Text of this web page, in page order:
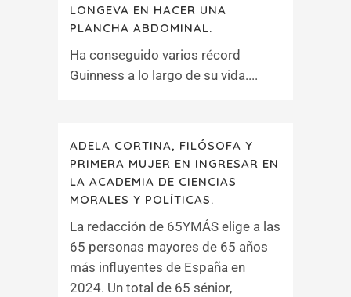
LONGEVA EN HACER UNA
PLANCHA ABDOMINAL.
Ha conseguido varios récord
Guinness a lo largo de su vida....
ADELA CORTINA, FILÓSOFA Y
PRIMERA MUJER EN INGRESAR EN
LA ACADEMIA DE CIENCIAS
MORALES Y POLÍTICAS.
La redacción de 65YMÁS elige a las
65 personas mayores de 65 años
más influyentes de España en
2024. Un total de 65 sénior,